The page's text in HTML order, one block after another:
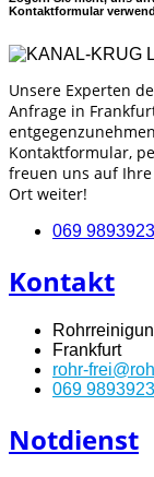
Kontaktformular
Unsere Experten
Anfrage in
Kontaktformular,
freuen uns auf
Ort weiter!
069
Kontakt
Frankfurt
rohr-
069
Notdienst